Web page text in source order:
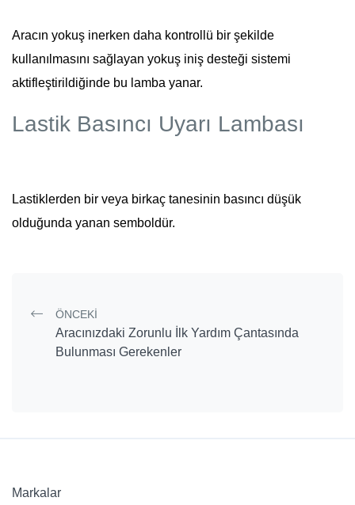
Aracın yokuş inerken daha kontrollü bir şekilde
kullanılmasını sağlayan yokuş iniş desteği sistemi
aktifleştirildiğinde bu lamba yanar.
Lastik Basıncı Uyarı Lambası
Lastiklerden bir veya birkaç tanesinin basıncı düşük
olduğunda yanan semboldür.
Post navigation
ÖNCEKI
Aracınızdaki Zorunlu İlk Yardım Çantasında
Bulunması Gerekenler
Markalar